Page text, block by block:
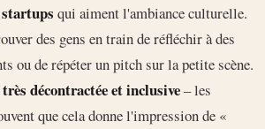
qui aiment l'ambiance culturelle.
des gens en train de réfléchir à des
ou de répéter un pitch sur la petite scène.
décontractée et inclusive– les
que cela donne l'impression de «